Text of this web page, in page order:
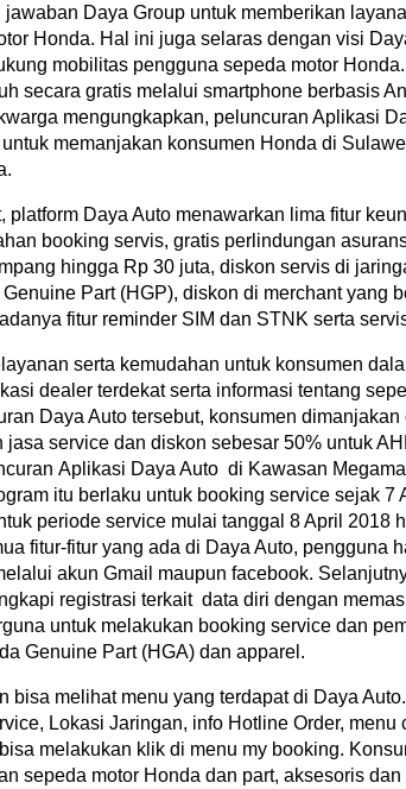
Daya Group untuk memberikan
Honda. Hal ini juga selaras dengan visi
mobilitas pengguna sepeda motor
secara gratis melalui smartphone berbasis
mengungkapkan, peluncuran Aplikasi
memanjakan konsumen Honda di
platform Daya Auto menawarkan lima fitur
booking servis, gratis perlindungan
hingga Rp 30 juta, diskon servis di
Part (HGP), diskon di merchant yang
fitur reminder SIM dan STNK serta
serta kemudahan untuk konsumen
dealer terdekat serta informasi tentang
Daya Auto tersebut, konsumen
service dan diskon sebesar 50% untuk
Aplikasi Daya Auto di Kawasan
itu berlaku untuk booking service sejak 7
periode service mulai tanggal 8 April 2018
fitur-fitur yang ada di Daya Auto, pengguna
akun Gmail maupun facebook.
registrasi terkait data diri dengan
untuk melakukan booking service dan
Genuine Part (HGA) dan apparel.
bisa melihat menu yang terdapat di Daya
Lokasi Jaringan, info Hotline Order, menu
melakukan klik di menu my booking.
sepeda motor Honda dan part, aksesoris dan